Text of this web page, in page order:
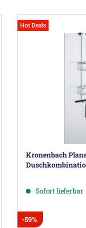
Hot Deals
Kronenbach
Sofort lieferbar
-59%